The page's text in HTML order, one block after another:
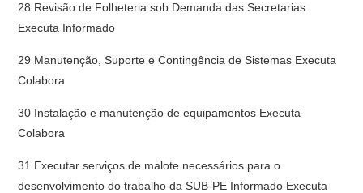
28 Revisão de Folheteria sob Demanda das Secretarias
Executa Informado
29 Manutenção, Suporte e Contingência de Sistemas Executa
Colabora
30 Instalação e manutenção de equipamentos Executa
Colabora
31 Executar serviços de malote necessários para o
desenvolvimento do trabalho da SUB-PE Informado Executa